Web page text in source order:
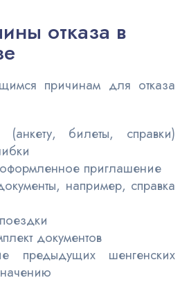
отказа в
причинам для отказа
билеты, справки)
приглашение
например, справка
документов
предыдущих шенгенских